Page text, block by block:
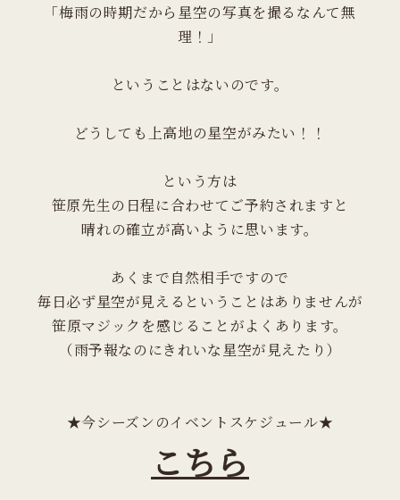
「梅雨の時期だから星空の写真を撮るなんて無
理！」
ということはないのです。
どうしても上高地の星空がみたい！！
という方は
笹原先生の日程に合わせてご予約されますと
晴れの確立が高いように思います。
あくまで自然相手ですので
毎日必ず星空が見えるということはありませんが
笹原マジックを感じることがよくあります。
（雨予報なのにきれいな星空が見えたり）
★今シーズンのイベントスケジュール★
こちら